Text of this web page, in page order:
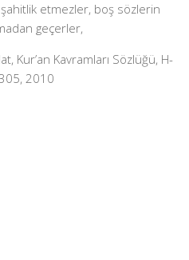
şahitlik etmezler, boş sözlerin
geçerler,
Kur’an Kavramları Sözlüğü, H-
305, 2010